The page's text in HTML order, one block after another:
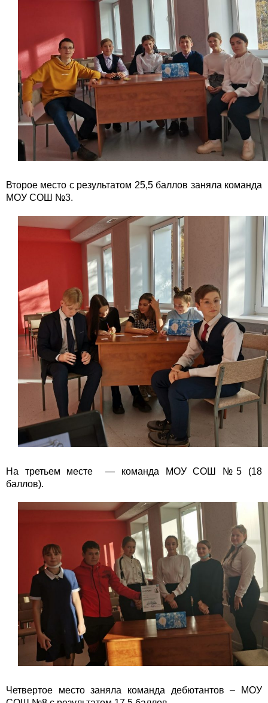
Второе место с результатом 25,5 баллов заняла команда
МОУ СОШ №3.
На третьем месте — команда МОУ СОШ №5 (18
баллов).
Четвертое место заняла команда дебютантов – МОУ